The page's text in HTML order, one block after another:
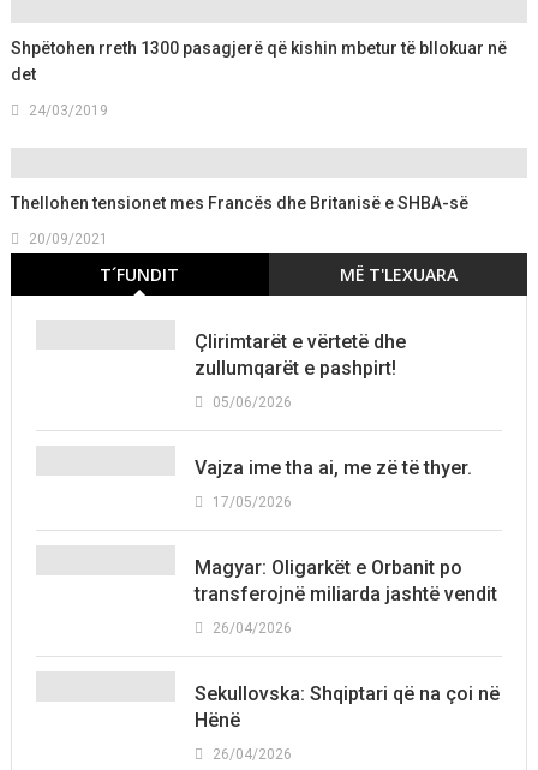
Shpëtohen rreth 1300 pasagjerë që kishin mbetur të bllokuar në
det
24/03/2019
Thellohen tensionet mes Francës dhe Britanisë e SHBA-së
20/09/2021
T´FUNDIT MË T'LEXUARA
Çlirimtarët e vërtetë dhe
zullumqarët e pashpirt!
05/06/2026
Vajza ime tha ai, me zë të thyer.
17/05/2026
Magyar: Oligarkët e Orbanit po
transferojnë miliarda jashtë vendit
26/04/2026
Sekullovska: Shqiptari që na çoi në
Hënë
26/04/2026